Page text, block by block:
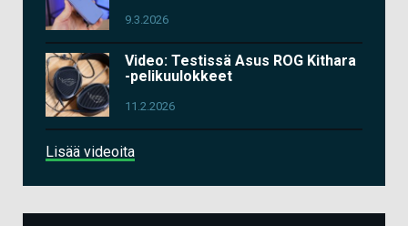
9.3.2026
Video: Testissä Asus ROG Kithara
-pelikuulokkeet
11.2.2026
Lisää videoita